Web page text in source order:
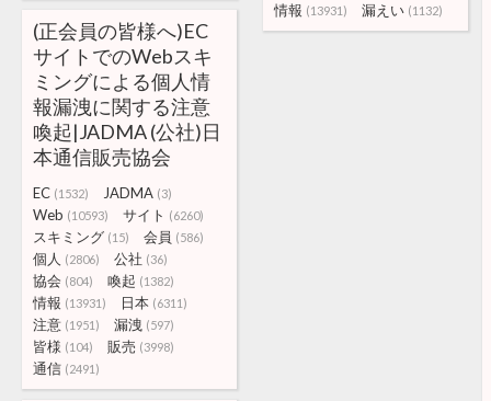
情報 (13931) 漏えい (1132)
(正会員の皆様へ)EC
サイトでのWebスキ
ミングによる個人情
報漏洩に関する注意
喚起|JADMA (公社)日
本通信販売協会
EC (1532) JADMA (3)
Web (10593) サイト (6260)
スキミング (15) 会員 (586)
個人 (2806) 公社 (36)
協会 (804) 喚起 (1382)
情報 (13931) 日本 (6311)
注意 (1951) 漏洩 (597)
皆様 (104) 販売 (3998)
通信 (2491)